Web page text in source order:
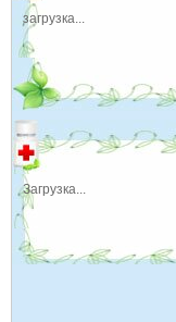
загрузка...
Загрузка...